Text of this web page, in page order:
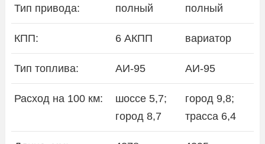
Тип привода: полный полный
КПП: 6 АКПП вариатор
Тип топлива: АИ-95 АИ-95
Расход на 100 км:
шоссе 5,7;
город 8,7
город 9,8;
трасса 6,4